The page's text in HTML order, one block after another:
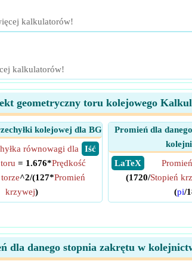
kalkulatorów!
kalkulatorów!
geometryczny toru kolejowego
kolejowej dla BG
​ Iść
równowagi dla
= 1.676*Prędkość
^2/(127*Promień
krzywej)
Promień dla
​ LaTeX
(1720/Stopień
(pi/
dla danego stopnia zakrętu w